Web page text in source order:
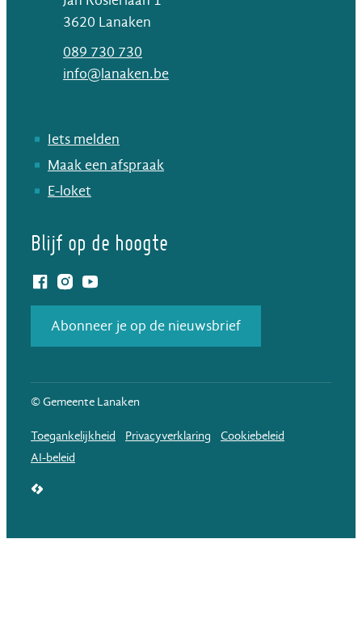
,3620 Lanaken
089 730 730
E-mailinfo@lanaken.be
Iets melden
Maak een afspraak
E-loket
Blijf op de hoogte
Facebook
Instagram
YouTube
Abonneer je op de nieuwsbrief
© Gemeente Lanaken
Toegankelijkheid Privacyverklaring
Cookiebeleid
AI-beleid
LCP nv 2026 ©